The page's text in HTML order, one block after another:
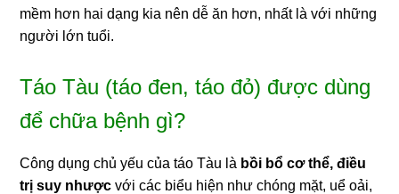
mềm hơn hai dạng kia nên dễ ăn hơn, nhất là với những
người lớn tuổi.
Táo Tàu (táo đen, táo đỏ) được dùng
để chữa bệnh gì?
Công dụng chủ yếu của táo Tàu là bồi bổ cơ thể, điều
trị suy nhược với các biểu hiện như chóng mặt, uể oải,